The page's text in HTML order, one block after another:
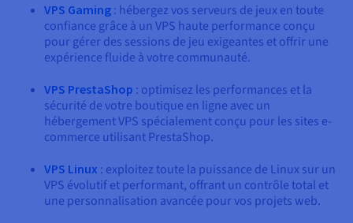
VPS Gaming : hébergez vos serveurs de jeux en toute
confiance grâce à un VPS haute performance conçu
pour gérer des sessions de jeu exigeantes et offrir une
expérience fluide à votre communauté.
VPS PrestaShop : optimisez les performances et la
sécurité de votre boutique en ligne avec un
hébergement VPS spécialement conçu pour les sites e-
commerce utilisant PrestaShop.
VPS Linux : exploitez toute la puissance de Linux sur un
VPS évolutif et performant, offrant un contrôle total et
une personnalisation avancée pour vos projets web.